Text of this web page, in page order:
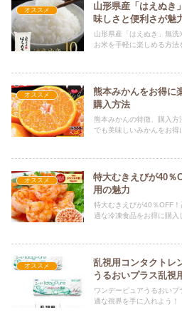
オススメ
山形県産「はえぬき
味しさと便利さが魅
山形県産「はえぬき」無
お米を手軽に楽しめる方法
オススメ
熊本みかんをお得に
購入方法
熊本みかんの特徴、購入方
でも美味しいみかんをお得
オススメ
特大むきえびが40％
用の魅力
特大むきえびが40％OFF
適な冷凍食品をお得に購入
オススメ
乱視用コンタクトレ
うるおいプラス乱視
ワンデーピュアうるおい
適な視界を手に入れよう！